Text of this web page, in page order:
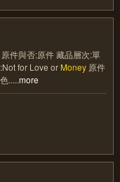
件與否:原件 藏品層次:單
for Love or Money 原件
.....more